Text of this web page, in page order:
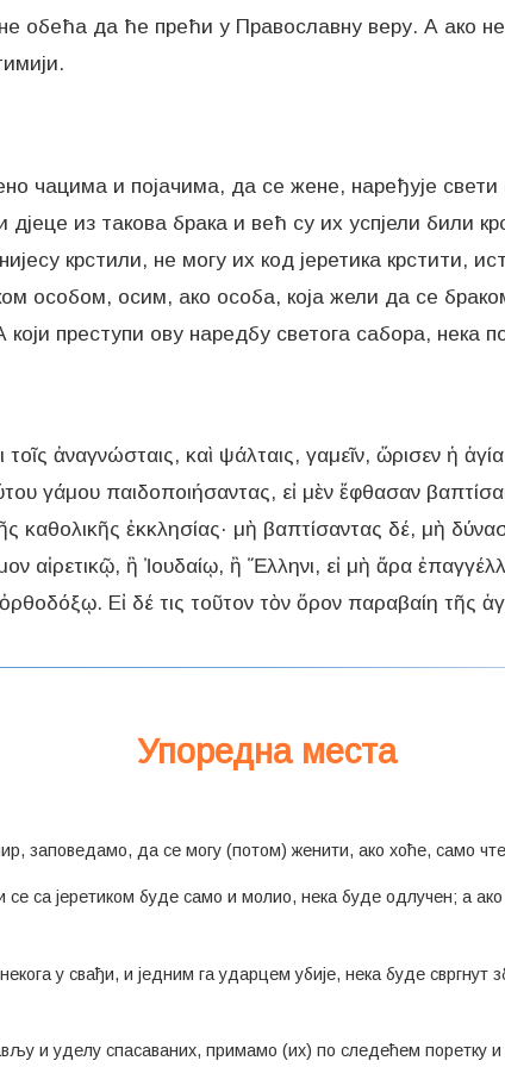
обећа да ће прећи у Православну веру. А ако
чацима и појачима, да се жене, наређује
из такова брака и већ су их успјели били
крстили, не могу их код јеретика крстити,
особом, осим, ако особа, која жели да се
преступи ову наредбу светога сабора, нека
ἀναγνώσταις, καὶ ψάλταις, γαμεῖν, ὥρισεν ἡ
γάμου παιδοποιήσαντας, εἰ μὲν ἔφθασαν
καθολικῆς ἐκκλησίας· μὴ βαπτίσαντας δέ, μὴ
αἱρετικῷ, ἢ Ἰουδαίῳ, ἢ Ἕλληνι, εἰ μὴ ἄρα
Εἰ δέ τις τοῦτον τὸν ὅρον παραβαίη τῆς
Упоредна места
заповедамо, да се могу (потом) женити, ако хоће, само
се са јеретиком буде само и молио, нека буде одлучен; а
у свађи, и једним га ударцем убије, нека буде свргнут
и уделу спасаваних, примамо (их) по следећем поретку